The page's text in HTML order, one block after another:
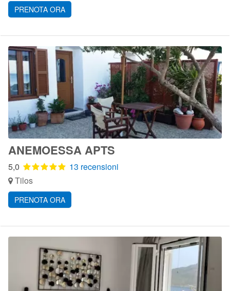
PRENOTA ORA
ANEMOESSA APTS
5,0
13 recensioni
Tilos
PRENOTA ORA